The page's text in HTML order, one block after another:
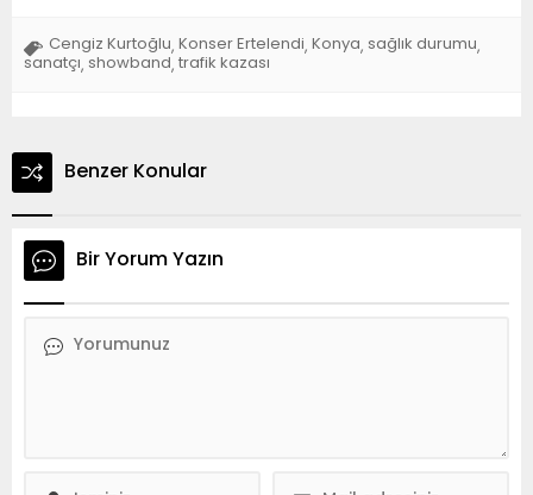
Cengiz Kurtoğlu, Konser Ertelendi, Konya, sağlık durumu,
sanatçı, showband , trafik kazası
Benzer Konular
Bir Yorum Yazın